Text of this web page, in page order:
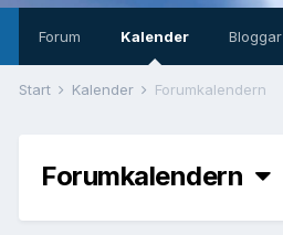
Forum Kalender Bloggar
Start Kalender Forumkalendern
Forumkalendern